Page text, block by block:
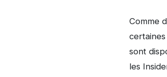
Comme
certaines
sont
les